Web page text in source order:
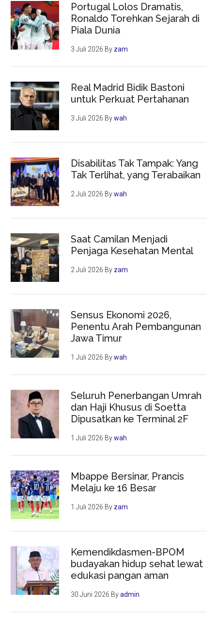
Portugal Lolos Dramatis,
Ronaldo Torehkan Sejarah di
Piala Dunia
3 Juli 2026 By zam
Real Madrid Bidik Bastoni
untuk Perkuat Pertahanan
3 Juli 2026 Bywah
Disabilitas Tak Tampak: Yang
Tak Terlihat, yang Terabaikan
2 Juli 2026 Bywah
Saat Camilan Menjadi
Penjaga Kesehatan Mental
2 Juli 2026 By zam
Sensus Ekonomi 2026,
Penentu Arah Pembangunan
Jawa Timur
1 Juli 2026 Bywah
Seluruh Penerbangan Umrah
dan Haji Khusus di Soetta
Dipusatkan ke Terminal 2F
1 Juli 2026 Bywah
Mbappe Bersinar, Prancis
Melaju ke 16 Besar
1 Juli 2026 By zam
Kemendikdasmen-BPOM
budayakan hidup sehat lewat
edukasi pangan aman
30 Juni 2026 Byadmin